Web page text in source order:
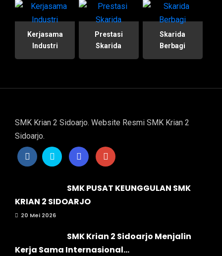
Kerjasama
Industri
Prestasi
Skarida
Skarida
Berbagi
SMK Krian 2 Sidoarjo. Website Resmi SMK Krian 2
Sidoarjo.
SMK PUSAT KEUNGGULAN SMK
KRIAN 2 SIDOARJO
20 Mei 2026
SMK Krian 2 Sidoarjo Menjalin
Kerja Sama Internasional...